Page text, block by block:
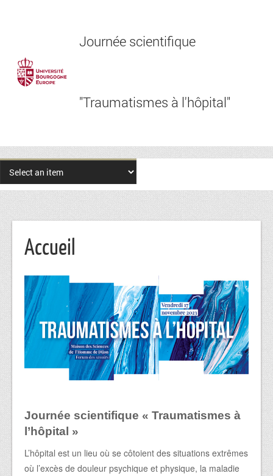
Journée scientifique
"Traumatismes à l'hôpital"
Accueil
Journée scientifique « Traumatismes à
l’hôpital »
L’hôpital est un lieu où se côtoient des situations extrêmes
où l’excès de douleur psychique et physique, la maladie